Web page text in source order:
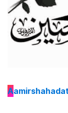
Aamirshahadat